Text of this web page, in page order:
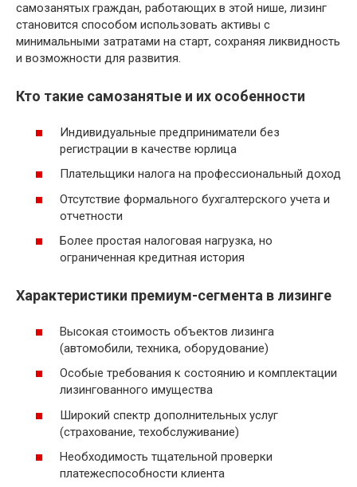
самозанятых граждан, работающих в этой нише, лизинг
становится способом использовать активы с
минимальными затратами на старт, сохраняя ликвидность
и возможности для развития.
Кто такие самозанятые и их особенности
Индивидуальные предприниматели без
регистрации в качестве юрлица
Плательщики налога на профессиональный доход
Отсутствие формального бухгалтерского учета и
отчетности
Более простая налоговая нагрузка, но
ограниченная кредитная история
Характеристики премиум-сегмента в лизинге
Высокая стоимость объектов лизинга
(автомобили, техника, оборудование)
Особые требования к состоянию и комплектации
лизингованного имущества
Широкий спектр дополнительных услуг
(страхование, техобслуживание)
Необходимость тщательной проверки
платежеспособности клиента